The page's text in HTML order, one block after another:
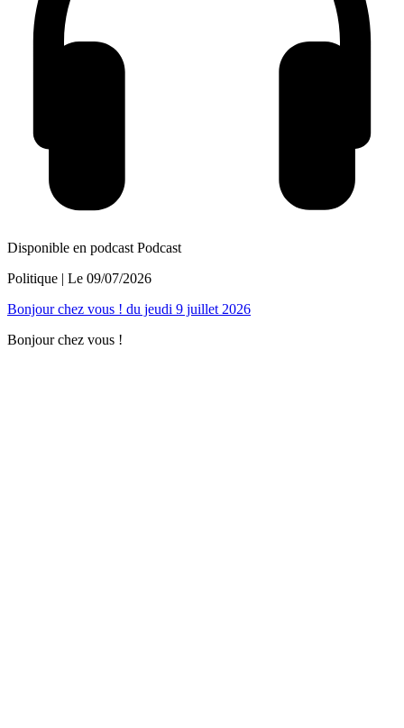
Disponible en podcast Podcast
Politique | Le 09/07/2026
Bonjour chez vous ! du jeudi 9 juillet 2026
Bonjour chez vous !